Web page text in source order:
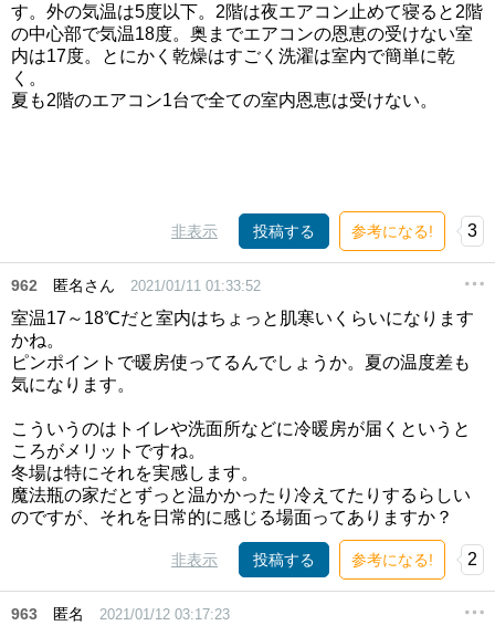
す。外の気温は5度以下。2階は夜エアコン止めて寝ると2階
の中心部で気温18度。奥までエアコンの恩恵の受けない室
内は17度。とにかく乾燥はすごく洗濯は室内で簡単に乾
く。
夏も2階のエアコン1台で全ての室内恩恵は受けない。
非表示 投稿する 参考になる! 3
962 匿名さん 2021/01/11 01:33:52
室温17～18℃だと室内はちょっと肌寒いくらいになります
かね。
ピンポイントで暖房使ってるんでしょうか。夏の温度差も
気になります。
こういうのはトイレや洗面所などに冷暖房が届くというと
ころがメリットですね。
冬場は特にそれを実感します。
魔法瓶の家だとずっと温かかったり冷えてたりするらしい
のですが、それを日常的に感じる場面ってありますか？
非表示 投稿する 参考になる! 2
963 匿名 2021/01/12 03:17:23